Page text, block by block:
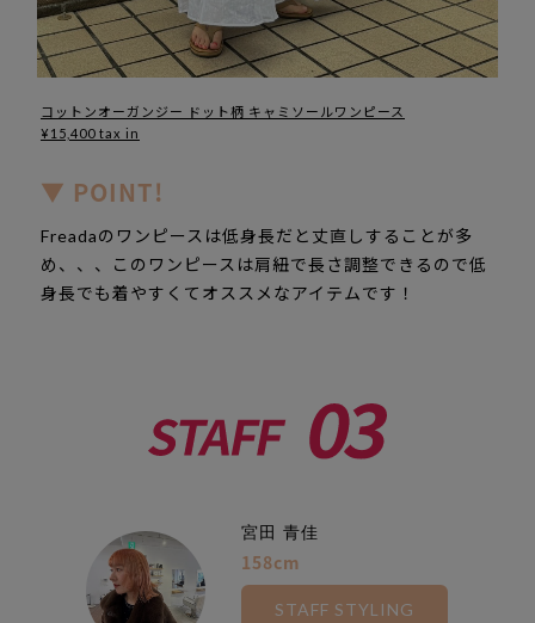
コットンオーガンジー ドット柄 キャミソールワンピース
¥15,400 tax in
▼ POINT!
Freadaのワンピースは低身長だと丈直しすることが多
め、、、このワンピースは肩紐で長さ調整できるので低
身長でも着やすくてオススメなアイテムです！
宮田 青佳
158cm
STAFF STYLING